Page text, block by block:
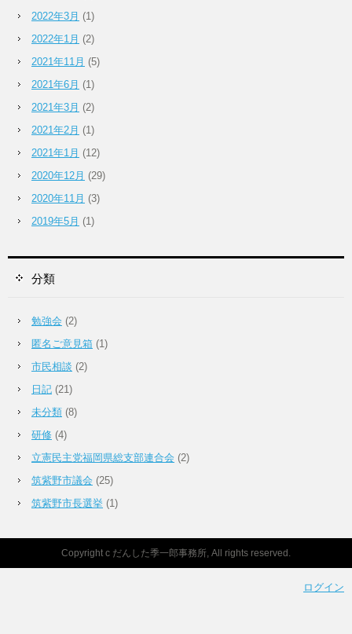
2022年3月 (1)
2022年1月 (2)
2021年11月 (5)
2021年6月 (1)
2021年3月 (2)
2021年2月 (1)
2021年1月 (12)
2020年12月 (29)
2020年11月 (3)
2019年5月 (1)
分類
勉強会 (2)
匿名ご意見箱 (1)
市民相談 (2)
日記 (21)
未分類 (8)
研修 (4)
立憲民主党福岡県総支部連合会 (2)
筑紫野市議会 (25)
筑紫野市長選挙 (1)
Copyright c だんした季一郎事務所, All rights reserved.
ログイン